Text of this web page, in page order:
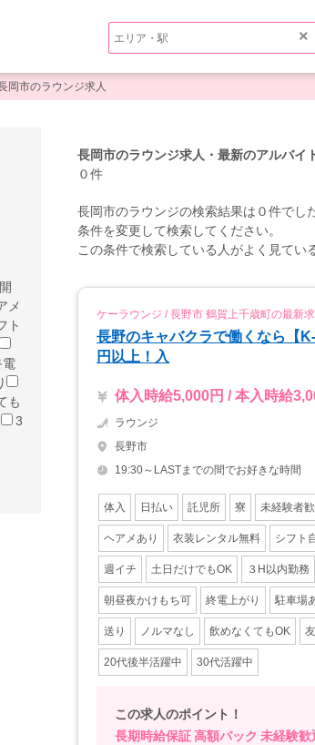
×
岡市のラウンジ求人
長岡市のラウンジ求人・最新のアルバイ
０件
長岡市のラウンジの検索結果は０件でした
条件を変更して検索してください。
この条件で検索している人がよく見てい
ケーラウンジ / 長野市 鶴賀上千歳町の最新
長野のキャバクラで働くなら【
円以上！入
体入時給5,000円 / 本入時給
ラウンジ
長野市
19:30～LASTまでの間でお好きな時間
体入 日払い 託児所 寮 未経験者
ヘアメあり 衣装レンタル無料 シフト
週イチ 土日だけでもOK ３H以内勤務
朝昼夜かけもち可 終電上がり 駐車場
送り ノルマなし 飲めなくてもOK
20代後半活躍中 30代活躍中
この求人のポイント！
長期時給保証高額バック 未経験歓
メ
ト
電
も
3